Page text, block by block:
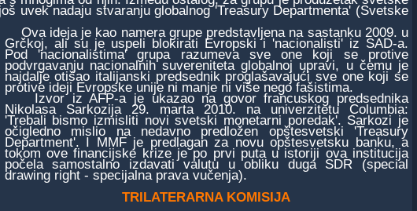
uvek nadaju stvaranju globalnog 'Treasury Departmenta' (Svetske
Ova ideja je kao namera grupe predstavljena na sastanku 2009. u
Grčkoj, ali su je uspeli blokirati Evropski i 'nacionalisti' iz SAD-a.
Pod 'nacionalistima' grupa razumeva sve one koji se protive
podvrgavanju nacionalnih suvereniteta globalnoj upravi, u čemu je
najdalje otišao italijanski predsednik proglašavajući sve one koji se
protive ideji Evropske unije ni manje ni više nego fašistima.
Izvor iz AFP-a je ukazao na govor francuskog predsednika
Nikolasa Sarkozija 29. marta 2010. na univerzitetu Columbia:
'Trebali bismo izmisliti novi svetski monetarni poredak'. Sarkozi je
očigledno mislio na nedavno predložen opštesvetski 'Treasury
Department'. I MMF je predlagan za novu opštesvetsku banku, a
tokom ove financijske krize je po prvi puta u istoriji ova institucija
počela samostalno izdavati valutu u obliku duga SDR (special
drawing right - specijalna prava vučenja).
TRILATERARNA KOMISIJA